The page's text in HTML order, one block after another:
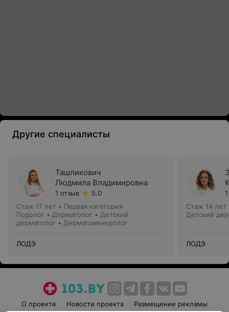
Другие специалисты
Ташликович
Людмила Владимировна
1 отзыв
5.0
Стаж 17 лет • Первая категория
Подолог • Дерматолог • Детский
дерматолог • Дерматовенеролог
ЛОДЭ
Стаж 14 лет
Детский
ЛОДЭ
О проекте Новости проекта Размещение рекламы